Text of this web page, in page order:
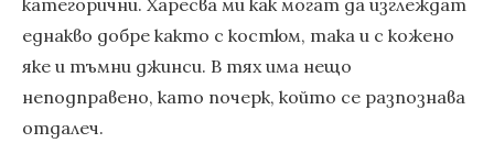
еднакво добре както с костюм, така и с кожено
яке и тъмни джинси. В тях има нещо
неподправено, като почерк, който се разпознава
отдалеч.